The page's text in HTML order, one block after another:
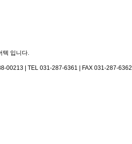
텍 입니다.
00213 | TEL 031-287-6361 | FAX 031-287-6362